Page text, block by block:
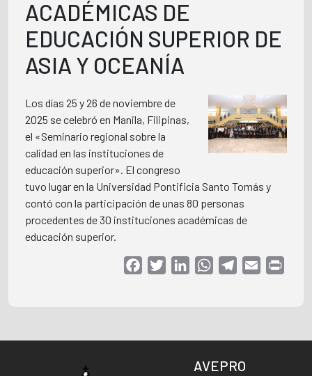
ACADÉMICAS DE
EDUCACIÓN SUPERIOR DE
ASIA Y OCEANÍA
Los días 25 y 26 de noviembre de
2025 se celebró en Manila, Filipinas,
el «Seminario regional sobre la
calidad en las instituciones de
educación superior». El congreso
tuvo lugar en la Universidad Pontificia Santo Tomás y
contó con la participación de unas 80 personas
procedentes de 30 instituciones académicas de
educación superior.
FacebookTwitterLinkedInWhatsAppTelegram
Email
AVEPRO